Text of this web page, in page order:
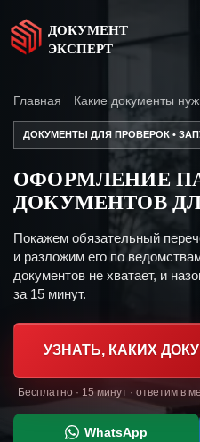
ДОКУМЕНТ
ЭКСПЕРТ
Главная Какие документы
ДОКУМЕНТЫ ДЛЯ ПРОВЕРОК •
ОФОРМЛЕНИЕ
ДОКУМЕНТОВ
Покажем обязательный
и разложим его по
документов не хватает, и
за 15 минут.
УЗНАТЬ, КАКИХ
Бесплатно · 15 минут · ответим в
WhatsApp